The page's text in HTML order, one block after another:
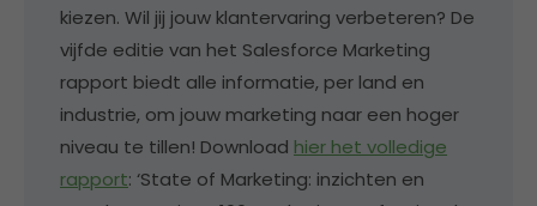
kiezen. Wil jij jouw klantervaring verbeteren? De
vijfde editie van het Salesforce Marketing
rapport biedt alle informatie, per land en
industrie, om jouw marketing naar een hoger
niveau te tillen! Download hier het volledige
rapport: ‘State of Marketing: inzichten en